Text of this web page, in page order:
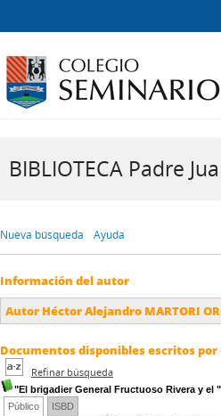
BIBLIOTECA Padre
Nueva búsqueda Ayuda
Información del autor
Autor Héctor Alejandro MARTORI
Documentos disponibles escritos
Refinar búsqueda
"El brigadier General Fructuoso Rivera y
Público
ISBD